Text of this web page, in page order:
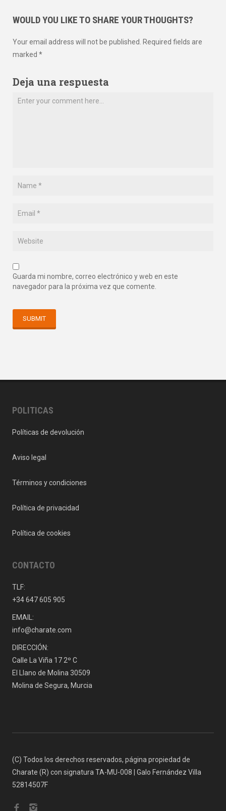
WOULD YOU LIKE TO SHARE YOUR THOUGHTS?
Your email address will not be published. Required fields are
marked *
Deja una respuesta
Guarda mi nombre, correo electrónico y web en este
navegador para la próxima vez que comente.
POLITICAS
Políticas de devolución
Aviso legal
Términos y condiciones
Política de privacidad
Política de cookies
CONTACTO
TLF:
+34 647 605 905
EMAIL:
info@charate.com
DIRECCIÓN:
Calle La Viña 17 2º C
El Llano de Molina 30509
Molina de Segura, Murcia
(C) Todos los derechos reservados, página propiedad de
Charate (R) con signatura TA-MU-008 | Galo Fernández Villa
52814507F